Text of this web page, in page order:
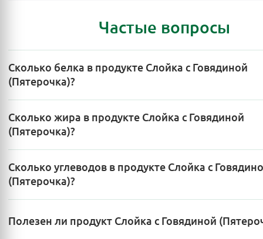
Частые вопросы
Сколько белка в продукте Слойка с Говядиной
(Пятерочка)?
Сколько жира в продукте Слойка с Говядиной
(Пятерочка)?
Сколько углеводов в продукте Слойка с
(Пятерочка)?
Полезен ли продукт Слойка с Говядиной